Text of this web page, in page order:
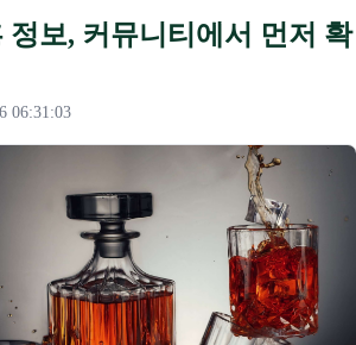
정보, 커뮤니티에서 먼저 확
06:31:03